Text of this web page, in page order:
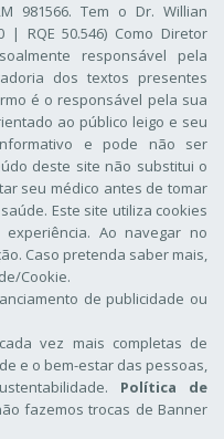
981566. Tem o Dr. Willian
| RQE 50.546) Como Diretor
responsável pela
dos textos presentes
é o responsável pela sua
ao público leigo e seu
e pode não ser
deste site não substitui o
seu médico antes de tomar
Este site utiliza cookies
Ao navegar no
Caso pretenda saber mais,
Cookie.
de publicidade ou
vez mais completas de
e o bem-estar das pessoas,
Política de
fazemos trocas de Banner